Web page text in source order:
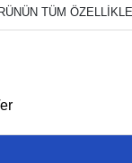
TÜM